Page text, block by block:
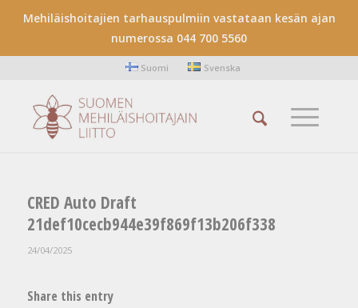
Mehiläishoitajien tarhauspulmiin vastataan kesän ajan
numerossa 044 700 5560
Suomi Svenska
CRED Auto Draft
21def10cecb944e39f869f13b206f338
24/04/2025
Share this entry